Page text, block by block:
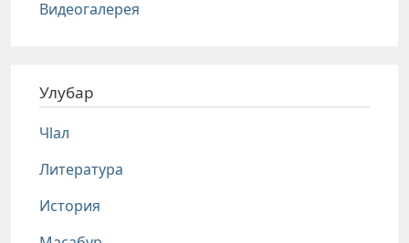
Видеогалерея
Улубар
Чlал
Литература
История